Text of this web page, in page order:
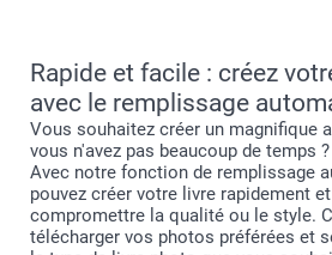
Connectez-vous à votre compte
Dans le créateur, sauvegardez
avec un nom personnalisé
Cliquez sur “recommencer” dans
est réinitialisé
Cliquez sur “sauvegarder” et
pour votre deuxième création.
Rapide et facile : créez
avec le remplissage
Vous souhaitez créer un magnifique
vous n'avez pas beaucoup de temps
Avec notre fonction de remplissage
pouvez créer votre livre rapidement
compromettre la qualité ou le style.
télécharger vos photos préférées et